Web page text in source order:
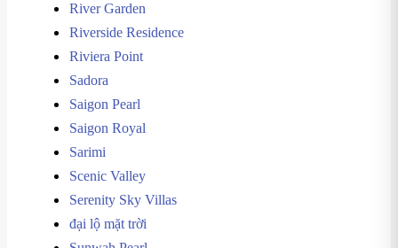
River Garden
Riverside Residence
Riviera Point
Sadora
Saigon Pearl
Saigon Royal
Sarimi
Scenic Valley
Serenity Sky Villas
đại lộ mặt trời